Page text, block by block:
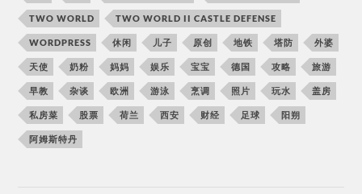
TWO WORLD TWO WORLD II CASTLE DEFENSE
WORDPRESS 休闲 儿子 原创 地铁 塔防 外婆
天使 奶粉 妈妈 娱乐 宝宝 德国 攻略 旅游
早教 杂谈 欧洲 游泳 烹调 照片 玩水 盖房
私房菜 股票 荷兰 西安 财经 足球 阳朔
阿姆斯特丹